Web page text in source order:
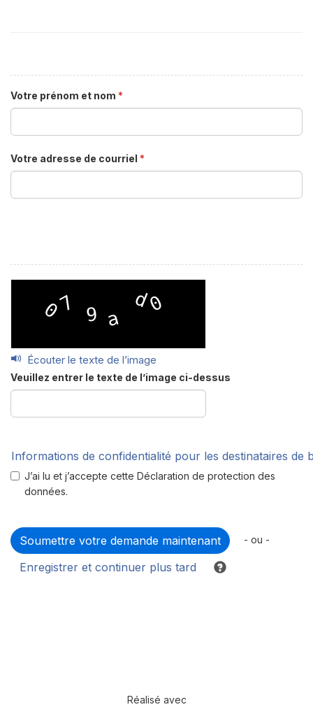
Votre prénom et nom *
Votre adresse de courriel *
Écouter le texte de l’image
Veuillez entrer le texte de l’image ci-dessus
Informations de confidentialité pour les destinataires de
J’ai lu et j’accepte cette Déclaration de protection des
données.
- ou -
Enregistrer et continuer plus tard
Réalisé avec